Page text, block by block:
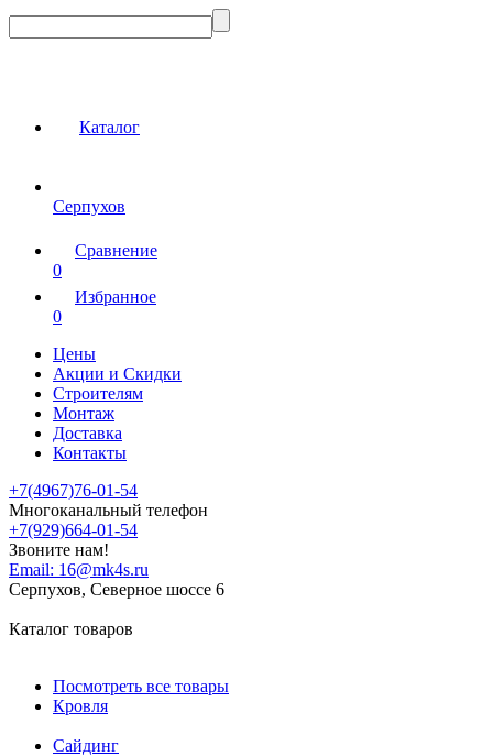
Каталог
Серпухов
Сравнение
0
Избранное
0
Цены
Акции и Скидки
Строителям
Монтаж
Доставка
Контакты
+7(4967)76-01-54
Многоканальный телефон
+7(929)664-01-54
Звоните нам!
Email: 16@mk4s.ru
Серпухов, Северное шоссе 6
Каталог товаров
Посмотреть все товары
Кровля
Сайдинг